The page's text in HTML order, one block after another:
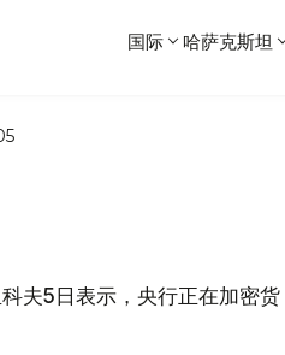
国际 哈萨克斯坦
夫5日表示，央行正在加密货